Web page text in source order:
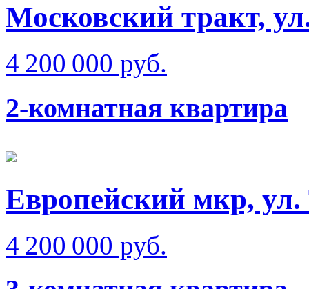
Московский тракт,
4 200 000 руб.
2-комнатная квартира
Европейский мкр, ул.
4 200 000 руб.